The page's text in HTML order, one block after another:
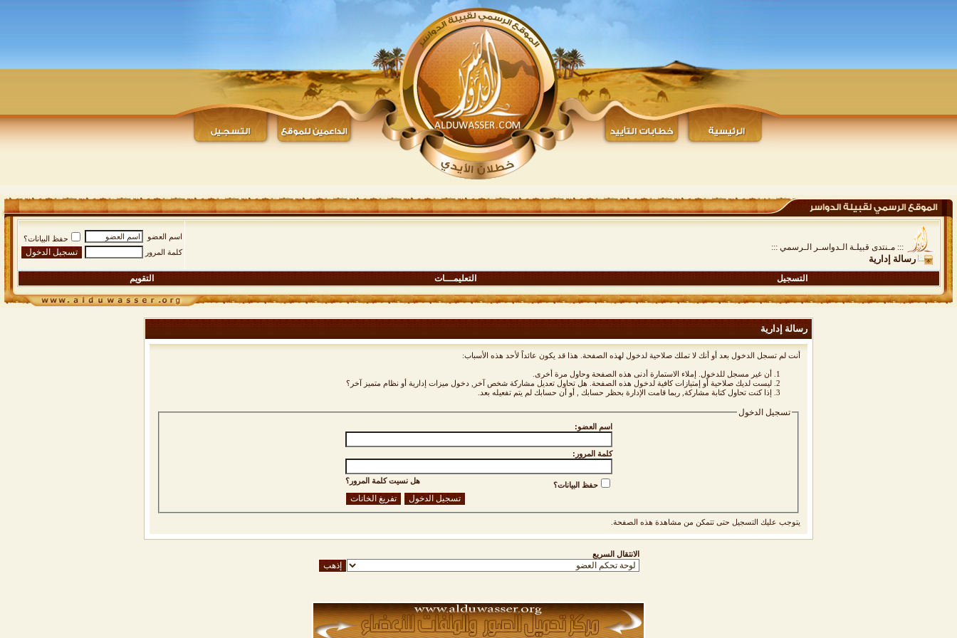
::: مـنتدى قبيلـة الـدواسـر الـرسمي :::
رسالة إدارية
اسم العضو
حفظ البيانات؟
كلمة المرور
التسجيل التعليمـــات التقويم
رسالة إدارية
أنت لم تسجل الدخول بعد أو أنك لا تملك صلاحية لدخول لهذه الصفحة. هذا قد يكون عائداً لأحد هذه الأسباب:
أن غير مسجل للدخول. إملاء الاستمارة أدنى هذه الصفحة وحاول مرة أخرى.
ليست لديك صلاحية أو إمتيازات كافية لدخول هذه الصفحة. هل تحاول تعديل مشاركة شخص آخر, دخول ميزات إدارية أو نظام متميز آخر؟
إذا كنت تحاول كتابة مشاركة, ربما قامت الإدارة بحظر حسابك , أو أن حسابك لم يتم تفعيله بعد.
تسجيل الدخول
اسم العضو:
كلمة المرور:
هل نسيت كلمة المرور؟ حفظ البيانات؟
يتوجب عليك التسجيل حتى تتمكن من مشاهدة هذه الصفحة.
الانتقال السريع